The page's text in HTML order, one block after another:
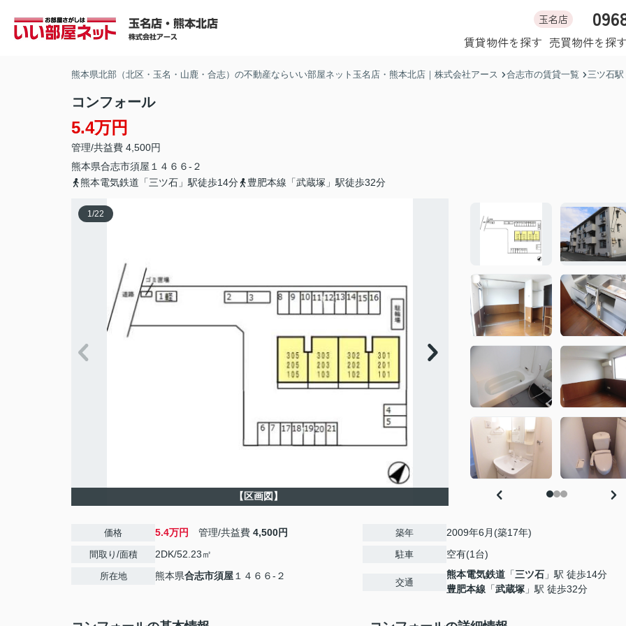
玉名店
賃貸物件を探す 売買物件を探
熊本県北部（北区・玉名・山鹿・合志）の不動産ならいい部屋ネット玉名店・熊本北店｜株式会社アース 合志市の賃貸一覧 三ツ石駅
コンフォール
5.4万円
管理/共益費 4,500円
熊本県合志市須屋 １４６６-２
熊本電気鉄道「三ツ石」駅徒歩14分
豊肥本線「武蔵塚」駅徒歩32分
1/22
【区画図】
価格 5.4万円 管理/共益費 4,500円
間取り/面積 2DK/52.23㎡
所在地 熊本県合志市須屋 １４６６-２
築年 2009年6月(築17年)
駐車 空有(1台)
交通
熊本電気鉄道 「三ツ石 」駅 徒歩14分
豊肥本線 「武蔵塚 」駅 徒歩32分